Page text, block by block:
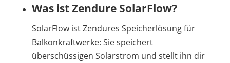
Was ist Zendure SolarFlow?
SolarFlow ist Zendures Speicherlösung für
Balkonkraftwerke: Sie speichert
überschüssigen Solarstrom und stellt ihn dir